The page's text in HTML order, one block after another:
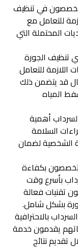
في تنظيف
للتعامل مع
المحتملة التي
تنظيف الجورة
للتعامل
قد يتضمن ذلك
المياه
أهمية
السلامة
الشخصية لضمان
بكفاءة
بأسرع وقت
تقنيات فعالة
بشكل شامل.
بالاحترافية
يقدمون خدمة
تقديم نتائج